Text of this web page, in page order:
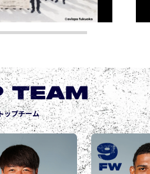
TEAM
ップチーム
城後 寿
JOGO Hisashi
10
FW